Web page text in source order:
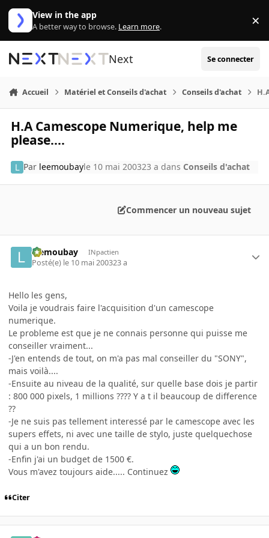
Aller au contenu
View in the app
A better way to browse. Learn more. ×
Next Se connecter
Accueil Matériel et Conseils d'achat Conseils d'achat
H.A Camescope Numerique, help me
please....
Par leemoubayle 10 mai 200323 a dans Conseils d'achat
Commencer un nouveau sujet
leemoubay INpactien
Posté(e) le 10 mai 200323 a
Hello les gens,
Voila je voudrais faire l'acquisition d'un camescope
numerique.
Le probleme est que je ne connais personne qui puisse me
conseiller vraiment...
-J'en entends de tout, on m'a pas mal conseiller du "SONY",
mais voilà....
-Ensuite au niveau de la qualité, sur quelle base dois je partir
: 800 000 pixels, 1 millions ???? Y a t il beaucoup de difference
??
-Je ne suis pas tellement interessé par le camescope avec les
supers effets, ni avec une taille de stylo, juste quelquechose
qui a un bon rendu.
-Enfin j'ai un budget de 1500 €.
Vous m'avez toujours aide..... Continuez
Citer